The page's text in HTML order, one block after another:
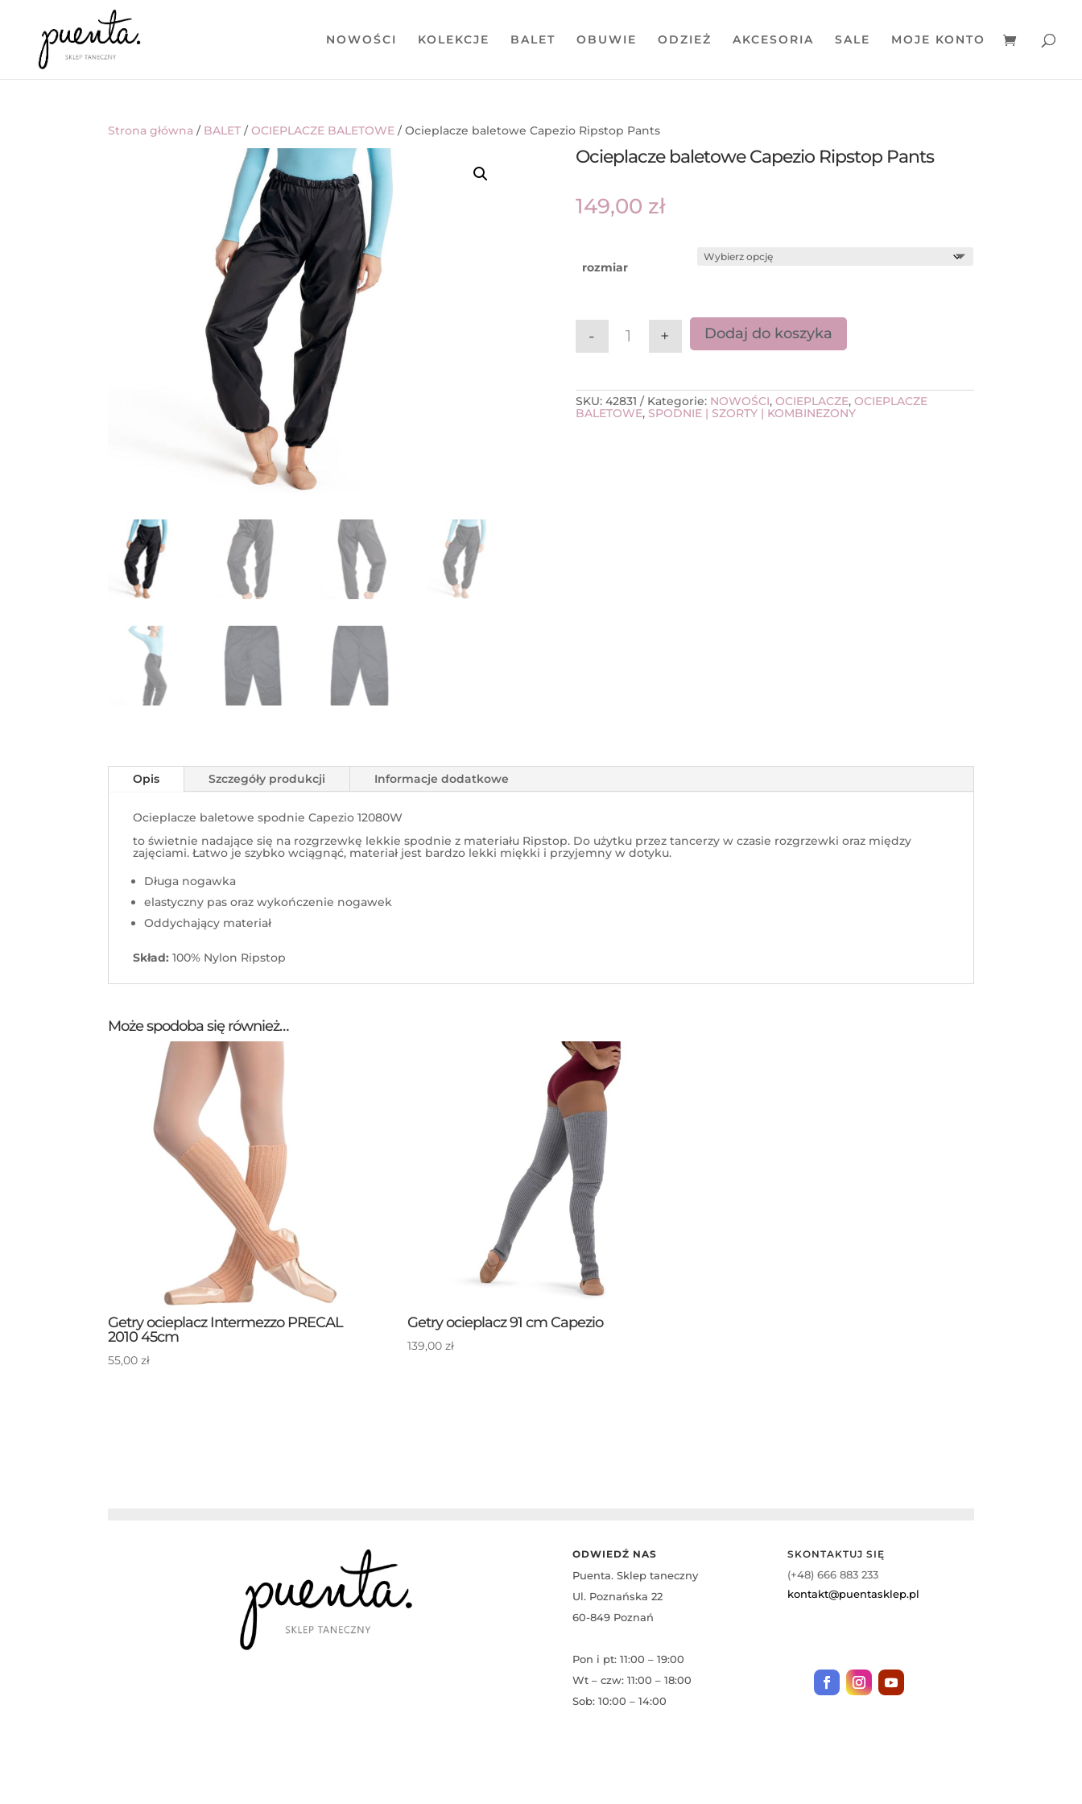
NOWOŚCI KOLEKCJE BALET OBUWIE ODZIEŻ AKCESORIA SALE MOJE KONTO
Strona główna / BALET /OCIEPLACZE BALETOWE / Ocieplacze baletowe Capezio Ripstop Pants
Ocieplacze baletowe Capezio Ripstop Pants
149,00 zł
rozmiar
ilość Ocieplacze baletowe Capezio Ripstop Pants
- + Dodaj do koszyka
SKU: 42831 Kategorie: NOWOŚCI, OCIEPLACZE, OCIEPLACZE
BALETOWE, SPODNIE | SZORTY | KOMBINEZONY
Opis Szczegóły produkcji Informacje dodatkowe
Ocieplacze baletowe spodnie Capezio 12080W
to świetnie nadające się na rozgrzewkę lekkie spodnie z materiału Ripstop. Do użytku przez tancerzy w czasie rozgrzewki oraz między
zajęciami. Łatwo je szybko wciągnąć, materiał jest bardzo lekki miękki i przyjemny w dotyku.
Długa nogawka
elastyczny pas oraz wykończenie nogawek
Oddychający materiał
Skład:100% Nylon Ripstop
Może spodoba się również…
Getry ocieplacz Intermezzo PRECAL
2010 45cm
55,00zł
Getry ocieplacz 91 cm Capezio
139,00 zł
ODWIEDŹ NAS
Puenta. Sklep taneczny
Ul. Poznańska 22
60-849 Poznań
Pon i pt: 11:00 – 19:00
Wt – czw: 11:00 – 18:00
Sob: 10:00 – 14:00
SKONTAKTUJ SIĘ
(+48) 666 883 233
kontakt@puentasklep.pl